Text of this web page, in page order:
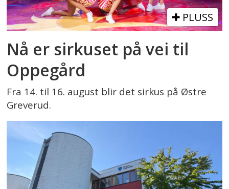
PLUSS
Nå er sirkuset på vei til
Oppegård
Fra 14. til 16. august blir det sirkus på Østre
Greverud.